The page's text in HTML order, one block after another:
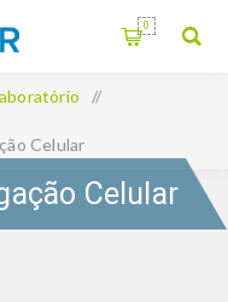
0
/
Celular
Celular